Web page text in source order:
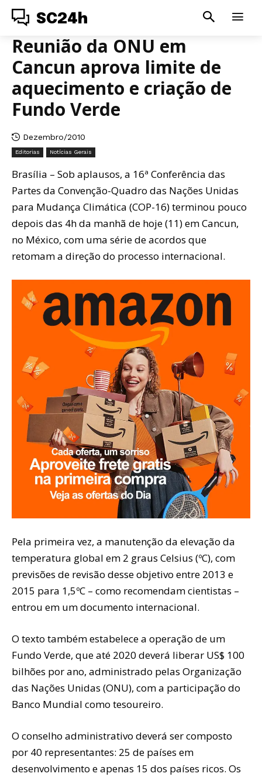
SC24h
Reunião da ONU em
Cancun aprova limite de
aquecimento e criação de
Fundo Verde
Dezembro/2010
Editorias Notícias Gerais
Brasília – Sob aplausos, a 16ª Conferência das
Partes da Convenção-Quadro das Nações Unidas
para Mudança Climática (COP-16) terminou pouco
depois das 4h da manhã de hoje (11) em Cancun,
no México, com uma série de acordos que
retomam a direção do processo internacional.
Pela primeira vez, a manutenção da elevação da
temperatura global em 2 graus Celsius (ºC), com
previsões de revisão desse objetivo entre 2013 e
2015 para 1,5ºC – como recomendam cientistas –
entrou em um documento internacional.
O texto também estabelece a operação de um
Fundo Verde, que até 2020 deverá liberar US$ 100
bilhões por ano, administrado pelas Organização
das Nações Unidas (ONU), com a participação do
Banco Mundial como tesoureiro.
O conselho administrativo deverá ser composto
por 40 representantes: 25 de países em
desenvolvimento e apenas 15 dos países ricos. Os